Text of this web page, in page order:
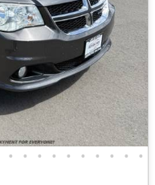
• • • • • • • • • •